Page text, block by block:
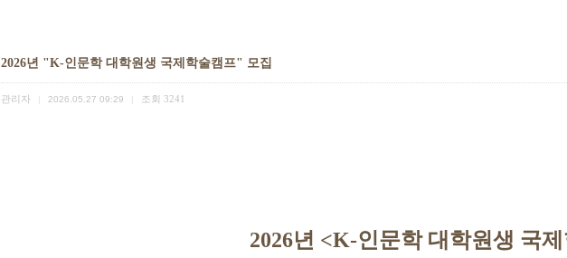
2026년 "K-인문학 대학원생 국제학술캠프" 모집
관리자 2026.05.27 09:29 조회 3241
2026년 <K-인문학 대학원생 국